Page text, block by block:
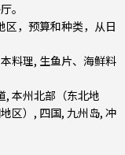
。
区，预算和种类，从日
料理, 生鱼片、海鲜料
, 本州北部（东北地
区） , 四国, 九州岛, 冲